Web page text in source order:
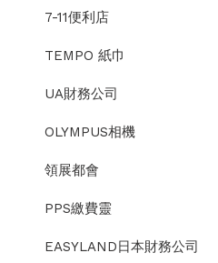
7-11便利店
TEMPO 紙巾
UA財務公司
OLYMPUS相機
領展都會
PPS繳費靈
EASYLAND日本財務公司